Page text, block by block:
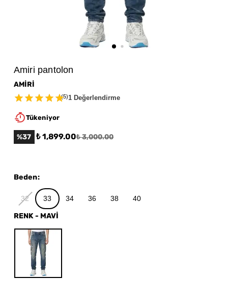
Amiri pantolon
AMİRİ
(5)1 Değerlendirme
Tükeniyor
%37 ₺ 1,899.00₺ 3,000.00
Beden:
32 33 34 36 38 40
RENK- MAVİ